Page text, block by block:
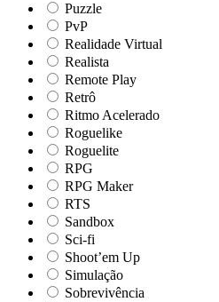
Puzzle
PvP
Realidade Virtual
Realista
Remote Play
Retrô
Ritmo Acelerado
Roguelike
Roguelite
RPG
RPG Maker
RTS
Sandbox
Sci-fi
Shoot’em Up
Simulação
Sobrevivência